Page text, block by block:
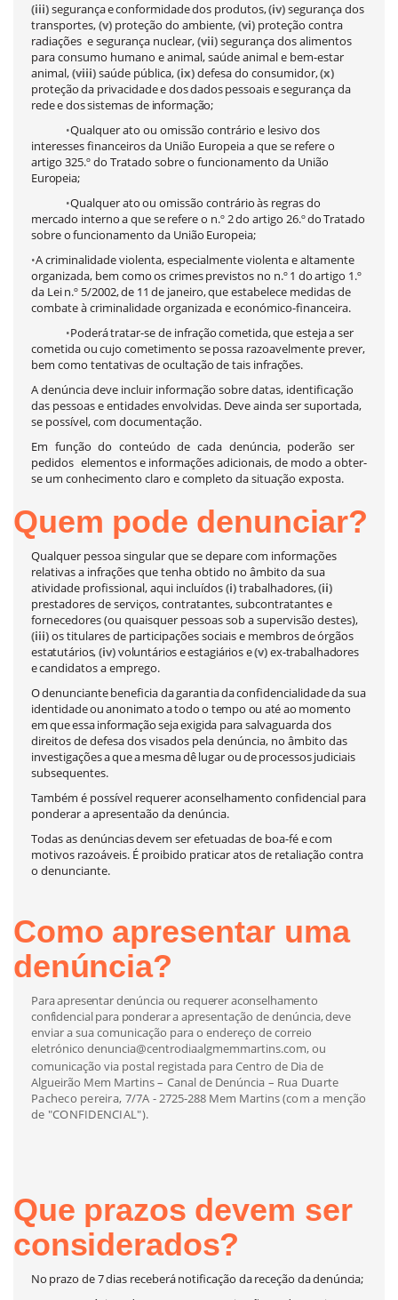
(iii)segurançaeconformidadedos produtos,(iv)segurança dos
transportes,(v) proteção do ambiente,(vi) proteção contra
radiações e segurança nuclear,(vii)segurança dos alimentos
para consumo humano e animal, saúde animal e bem-estar
animal,(viii)saúde pública,(ix)defesa do consumidor,(x)
proteçãoda privacidadeedosdadospessoaisesegurançada
redeedossistemasde informação;
•Qualquer ato ou omissão contrário e lesivo dos
interesses financeiros da União Europeia a que se refere o
artigo 325.º do Tratado sobre o funcionamento da União
Europeia;
•Qualqueratoou omissão contrárioàs regrasdo
mercado internoaqueserefere o n.º2do artigo 26.ºdoTratado
sobreofuncionamento da União Europeia;
•A criminalidade violenta, especialmente violenta e altamente
organizada, bem comooscrimesprevistos no n.º1 doartigo 1.º
da Lein.º 5/2002,de 11 de janeiro,que estabelece medidas de
combate à criminalidade organizada e económico-financeira.
•Poderátratar-sede infraçãocometida,queestejaaser
cometidaoucujo cometimento sepossa razoavelmente prever,
bem como tentativasdeocultaçãodetais infrações.
A denúncia deve incluir informação sobre datas, identificação
das pessoas e entidades envolvidas. Deve ainda ser suportada,
se possível,com documentação.
Em função do conteúdo de cada denúncia, poderão ser
pedidos elementos e informações adicionais, de modo a obter-
se um conhecimento claro e completo da situação exposta.
Quem pode denunciar?
Qualquer pessoa singular que se depare com informações
relativas a infrações que tenha obtido no âmbito da sua
atividade profissional,aqui incluídos(i)trabalhadores,(ii)
prestadores de serviços, contratantes, subcontratantes e
fornecedores (ou quaisquer pessoas sob a supervisão destes),
(iii)os titulares de participações sociais e membrosdeórgãos
estatutários,(iv)voluntárioseestagiáriose(v)ex-trabalhadores
ecandidatos a emprego.
Odenunciantebeneficiadagarantiadaconfidencialidadedasua
identidadeouanonimatoatodoo tempo ou atéao momento
emqueessainformaçãosejaexigida parasalvaguarda dos
direitos de defesa dos visados pela denúncia, no âmbito das
investigaçõesaqueamesmadêlugaroudeprocessosjudiciais
subsequentes.
Também é possível requerer aconselhamento confidencial para
ponderar a apresentaão da denúncia.
Todasasdenúnciasdevem serefetuadasde boa-féecom
motivos razoáveis. É proibido praticar atos de retaliação contra
o denunciante.
Como apresentar uma
denúncia?
Paraapresentardenúnciaou requereraconselhamento
confidencialpara ponderaraapresentação de denúncia,deve
enviarasuacomunicação parao endereço decorreio
eletrónico denuncia@centrodiaalgmemmartins.com,ou
comunicação via postal registada para Centro de Dia de
Algueirão Mem Martins– Canalde Denúncia – Rua Duarte
Pacheco pereira, 7/7A - 2725-288 Mem Martins(com a menção
de "CONFIDENCIAL").
Que prazos devem ser
considerados?
No prazo de7dias receberánotificação dareceção dadenúncia;